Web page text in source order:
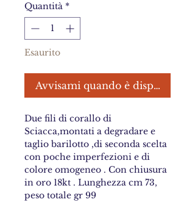
Quantità *
Esaurito
Avvisami quando è disponibile
Due fili di corallo di
Sciacca,montati a degradare e
taglio barilotto ,di seconda scelta
con poche imperfezioni e di
colore omogeneo . Con chiusura
in oro 18kt . Lunghezza cm 73,
peso totale gr 99